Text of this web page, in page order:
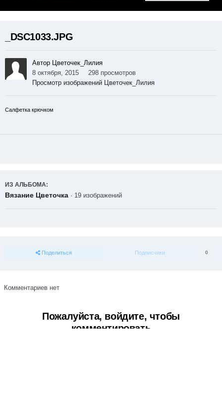
_DSC1033.JPG
Автор Цветочек_Лилия
8 октября, 2015
298 просмотров
Просмотр изображений Цветочек_Лилия
Салфетка крючком
ИЗ АЛЬБОМА:
Вязание Цветочка · 19 изображений
Поделиться Подписчики 0
Комментариев нет
Пожалуйста, войдите, чтобы
комментировать